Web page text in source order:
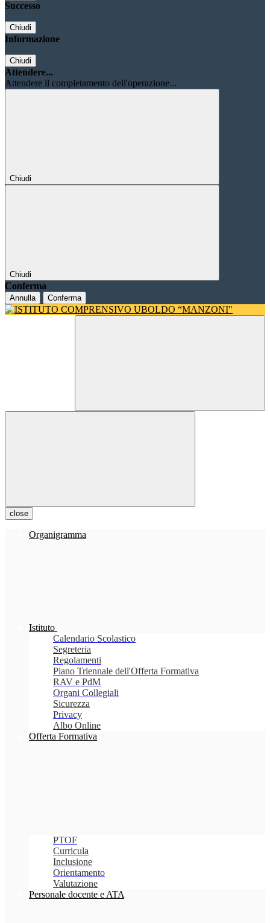
Successo
Chiudi
Informazione
Chiudi
Attendere...
Attendere il completamento dell'operazione...
Chiudi
Chiudi
Conferma
Annulla Conferma
close
Organigramma
Istituto
Calendario Scolastico
Segreteria
Regolamenti
Piano Triennale dell'Offerta Formativa
RAV e PdM
Organi Collegiali
Sicurezza
Privacy
Albo Online
Offerta Formativa
PTOF
Curricula
Inclusione
Orientamento
Valutazione
Personale docente e ATA